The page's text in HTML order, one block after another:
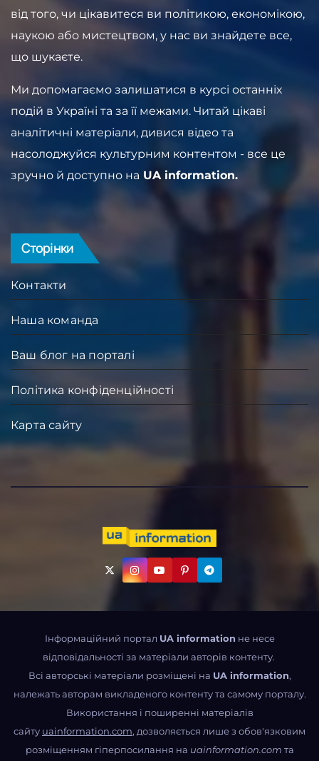
від того, чи цікавитеся ви політикою, економікою,
наукою або мистецтвом, у нас ви знайдете все,
що шукаєте.
Ми допомагаємо залишатися в курсі останніх
подій в Україні та за її межами. Читай цікаві
аналітичні матеріали, дивися відео та
насолоджуйся культурним контентом - все це
зручно й доступно на UA information.
Сторінки
Контакти
Наша команда
Ваш блог на порталі
Політика конфіденційності
Карта сайту
Інформаційний портал UA information не несе
відповідальності за матеріали авторів контенту.
Всі авторські матеріали розміщені на UA information,
належать авторам викладеного контенту та самому порталу.
Використання і поширенні матеріалів
сайту uainformation.com, дозволяється лише з обов'язковим
розміщенням гіперпосилання на uainformation.com та